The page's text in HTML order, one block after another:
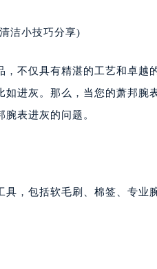
洁小技巧分享)
不仅具有精湛的工艺和卓越
如进灰。那么，当您的萧邦
表进灰的问题。
具，包括软毛刷、棉签、专